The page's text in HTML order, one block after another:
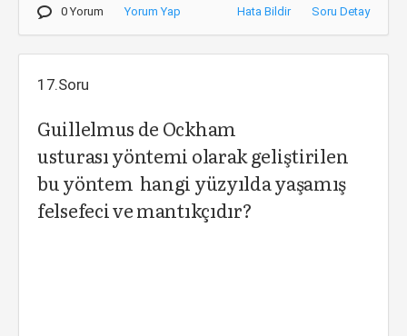
0 Yorum Yorum Yap Hata Bildir Soru Detay
17.Soru
Guillelmus de Ockham
usturası yöntemi olarak geliştirilen
bu yöntem hangi yüzyılda yaşamış
felsefeci ve mantıkçıdır?